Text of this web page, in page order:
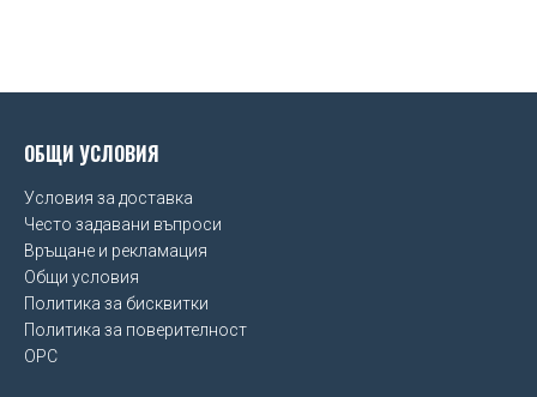
ОБЩИ УСЛОВИЯ
Условия за доставка
Често задавани въпроси
Връщане и рекламация
Общи условия
Политика за бисквитки
Политика за поверителност
OPC